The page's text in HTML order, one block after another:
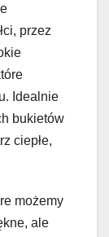
przez
Idealnie
bukietów
ciepłe,
możemy
ale